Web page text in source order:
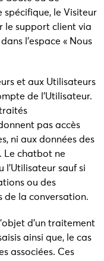
spécifique, le Visiteur
le support client via
l’espace « Nous
et aux Utilisateurs
de l’Utilisateur.
pas accès
ni aux données des
Le chatbot ne
l’Utilisateur sauf si
ou des
de la conversation.
d’un traitement
ainsi que, le cas
associées. Ces